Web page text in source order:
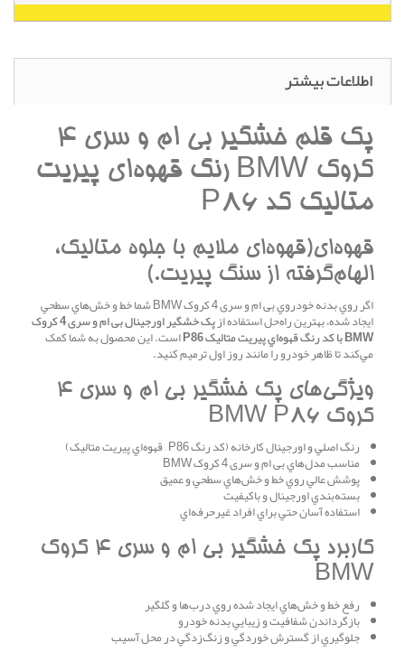
اطلاعات بیشتر
پک قلم خشگير بی ام و سری 4
کروک BMW رنگ قهوه‌اي پيريت
متاليک کد P86
قهوه‌اي(قهوه‌اي ملايم با جلوه متاليک،
الهام‌گرفته از سنگ پيريت.)
اگر روي بدنه خودروي بی ام و سری 4 کروک BMW شما خط و خش‌هاي سطحي
ايجاد شده، بهترين راه‌حل استفاده از پک خشگير اورجينال بی ام و سری 4 کروک
BMW با کد رنگ قهوه‌اي پيريت متاليک P86 است. اين محصول به شما کمک
مي‌کند تا ظاهر خودرو را مانند روز اول ترميم کنيد.
ويژگي‌هاي پک خشگير بی ام و سری 4
کروک BMW P86
رنگ اصلي و اورجينال کارخانه (کد رنگ P86 – قهوه‌اي پيريت متاليک)
مناسب مدل‌هاي بی ام و سری 4 کروک BMW
پوشش عالي روي خط و خش‌هاي سطحي و عميق
بسته‌بندي اورجينال و باکيفيت
استفاده آسان حتي براي افراد غيرحرفه‌اي
کاربرد پک خشگير بی ام و سری 4 کروک
BMW
رفع خط و خش‌هاي ايجاد شده روي درب‌ها و گلگير
بازگرداندن شفافيت و زيبايي بدنه خودرو
جلوگيري از گسترش خوردگي و زنگ‌زدگي در محل آسيب